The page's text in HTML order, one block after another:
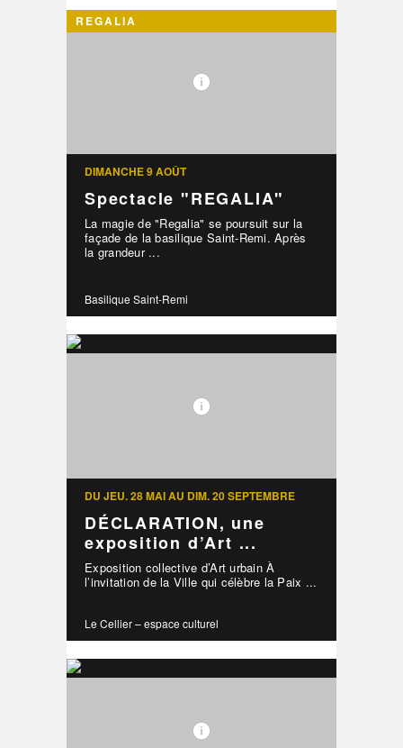
REGALIA
DIMANCHE 9 AOÛT
Spectacle "REGALIA"
La magie de "Regalia" se poursuit sur la
façade de la basilique Saint-Remi. Après
la grandeur ...
Basilique Saint-Remi
DU JEU. 28 MAI AU DIM. 20 SEPTEMBRE
DÉCLARATION, une
exposition d’Art ...
Exposition collective d’Art urbain À
l’invitation de la Ville qui célèbre la Paix ...
Le Cellier – espace culturel